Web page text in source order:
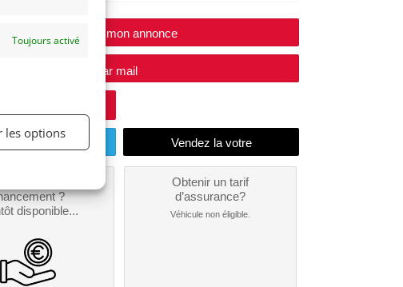
Toujours activé
les options
Modifier mon annonce
le vendeur par mail
vendu
?
disponible...
Obtenir un tarif
d’assurance?
Véhicule non éligible.